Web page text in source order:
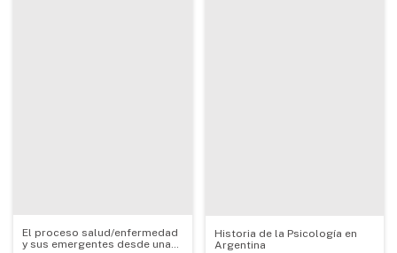
El proceso salud/enfermedad
y sus emergentes desde una
Historia de la Psicología en
Argentina